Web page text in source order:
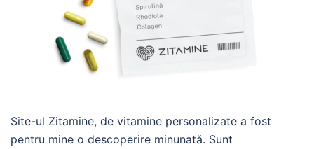
Site-ul Zitamine, de vitamine personalizate a fost
pentru mine o descoperire minunată. Sunt